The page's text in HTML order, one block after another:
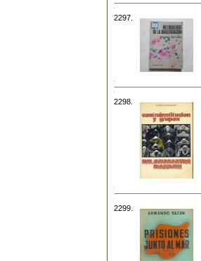
2297.
2298.
2299.